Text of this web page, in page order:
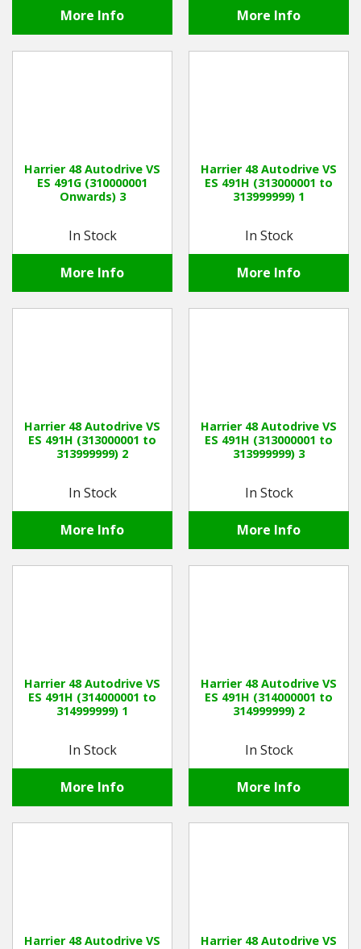
More Info More Info
Harrier 48 Autodrive VS
ES 491G (310000001
Onwards) 3
In Stock
More Info
Harrier 48 Autodrive VS
ES 491H (313000001 to
313999999) 1
In Stock
More Info
Harrier 48 Autodrive VS
ES 491H (313000001 to
313999999) 2
In Stock
More Info
Harrier 48 Autodrive VS
ES 491H (313000001 to
313999999) 3
In Stock
More Info
Harrier 48 Autodrive VS
ES 491H (314000001 to
314999999) 1
In Stock
More Info
Harrier 48 Autodrive VS
ES 491H (314000001 to
314999999) 2
In Stock
More Info
Harrier 48 Autodrive VS
Harrier 48 Autodrive VS